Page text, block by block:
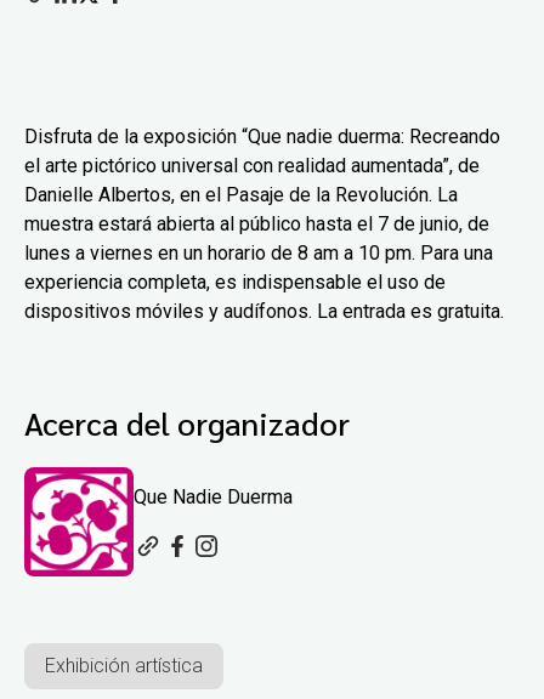
Disfruta de la exposición “Que nadie duerma: Recreando
el arte pictórico universal con realidad aumentada”, de
Danielle Albertos, en el Pasaje de la Revolución. La
muestra estará abierta al público hasta el 7 de junio, de
lunes a viernes en un horario de 8 am a 10 pm. Para una
experiencia completa, es indispensable el uso de
dispositivos móviles y audífonos. La entrada es gratuita.
Acerca del organizador
Que Nadie Duerma
Exhibición artística